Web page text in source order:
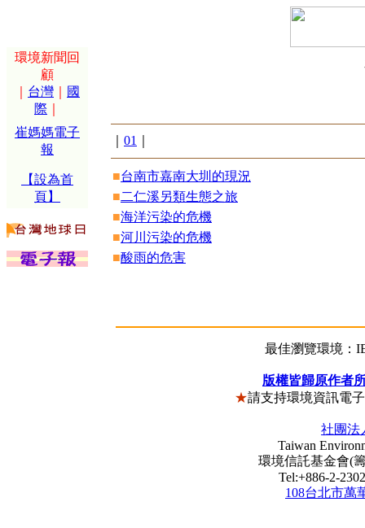
環境新聞回
顧
台灣
國
際
崔媽媽電子
報
【設為首
頁】
01
■台南市嘉南大圳的現況
■二仁溪另類生態之旅
■海洋污染的危機
■河川污染的危機
■酸雨的危害
最佳瀏覽環境：
版權皆歸原作者
★請支持環境資訊電
社團法
Taiwan
環境信託基金會(籌
Tel:+886-2-
108台北市萬